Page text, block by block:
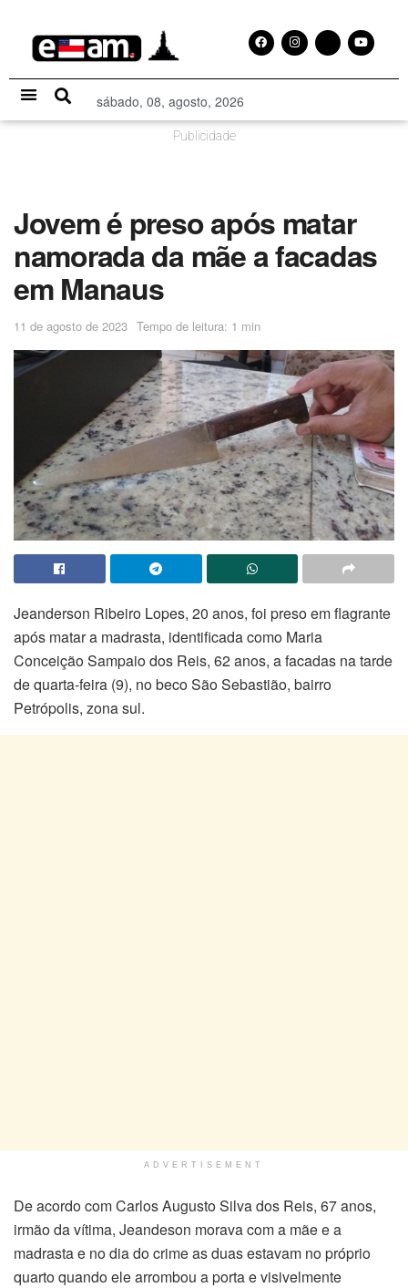
sábado, 08, agosto, 2026
Publicidade
Jovem é preso após matar
namorada da mãe a facadas
em Manaus
11 de agosto de 2023 Tempo de leitura: 1 min
Jeanderson Ribeiro Lopes, 20 anos, foi preso em flagrante
após matar a madrasta, identificada como Maria
Conceição Sampaio dos Reis, 62 anos, a facadas na tarde
de quarta-feira (9), no beco São Sebastião, bairro
Petrópolis, zona sul.
ADVERTISEMENT
De acordo com Carlos Augusto Silva dos Reis, 67 anos,
irmão da vítima, Jeandeson morava com a mãe e a
madrasta e no dia do crime as duas estavam no próprio
quarto quando ele arrombou a porta e visivelmente